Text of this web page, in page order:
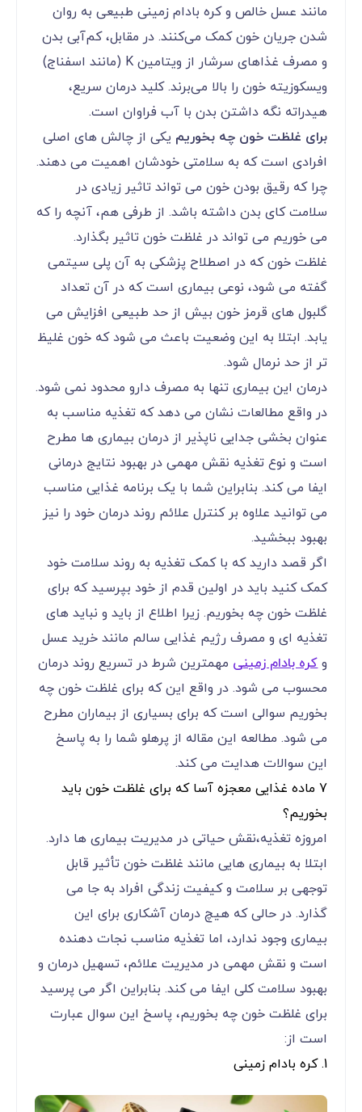
مانند عسل خالص و کره بادام زمینی طبیعی به روان
شدن جریان خون کمک می‌کنند. در مقابل، کم‌آبی بدن
و مصرف غذاهای سرشار از ویتامین K (مانند اسفناج)
ویسکوزیته خون را بالا می‌برند. کلید درمان سریع،
هیدراته نگه داشتن بدن با آب فراوان است.
برای غلظت خون چه بخوریم یکی از چالش های اصلی
افرادی است که به سلامتی خودشان اهمیت می دهند.
چرا که رقیق بودن خون می تواند تاثیر زیادی در
سلامت کای بدن داشته باشد. از طرفی هم، آنچه را که
می خوریم می تواند در غلظت خون تاثیر بگذارد.
غلظت خون که در اصطلاح پزشکی به آن پلی سیتمی
گفته می شود، نوعی بیماری است که در آن تعداد
گلبول های قرمز خون بیش از حد طبیعی افزایش می
یابد. ابتلا به این وضعیت باعث می شود که خون غلیظ
تر از حد نرمال شود.
درمان این بیماری تنها به مصرف دارو محدود نمی شود.
در واقع مطالعات نشان می دهد که تغذیه مناسب به
عنوان بخشی جدایی ناپذیر از درمان بیماری ها مطرح
است و نوع تغذیه نقش مهمی در بهبود نتایج درمانی
ایفا می کند. بنابراین شما با یک برنامه غذایی مناسب
می توانید علاوه بر کنترل علائم روند درمان خود را نیز
بهبود ببخشید.
اگر قصد دارید که با کمک تغذیه به روند سلامت خود
کمک کنید باید در اولین قدم از خود بپرسید که برای
غلظت خون چه بخوریم. زیرا اطلاع از باید و نباید های
تغذیه ای و مصرف رژیم غذایی سالم مانند خرید عسل
و کره بادام زمینی مهمترین شرط در تسریع روند درمان
محسوب می شود. در واقع این که برای غلظت خون چه
بخوریم سوالی است که برای بسیاری از بیماران مطرح
می شود. مطالعه این مقاله از پرهلو شما را به پاسخ
این سوالات هدایت می کند.
7 ماده غذایی معجزه آسا که برای غلظت خون باید
بخوریم؟
امروزه تغذیه،نقش حیاتی در مدیریت بیماری ها دارد.
ابتلا به بیماری هایی مانند غلظت خون تأثیر قابل
توجهی بر سلامت و کیفیت زندگی افراد به جا می
گذارد. در حالی که هیچ درمان آشکاری برای این
بیماری وجود ندارد، اما تغذیه مناسب نجات دهنده
است و نقش مهمی در مدیریت علائم، تسهیل درمان و
بهبود سلامت کلی ایفا می کند. بنابراین اگر می پرسید
برای غلظت خون چه بخوریم، پاسخ این سوال عبارت
است از:
1. کره بادام زمینی